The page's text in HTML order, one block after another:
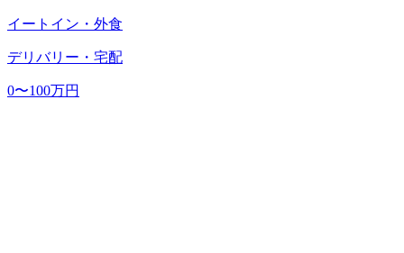
イートイン・外食
デリバリー・宅配
0〜100万円